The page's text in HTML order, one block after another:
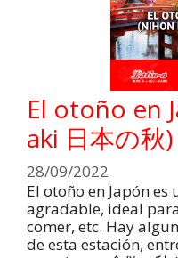
El otoño en
aki 日本の秋)
28/09/2022
El otoño en Japón
agradable, ideal
comer, etc. Hay
de esta estación,